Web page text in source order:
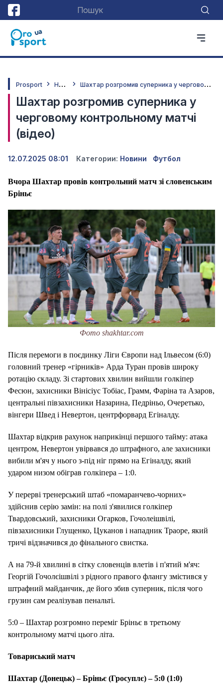
Prosport Н
овини Ш
ахтар розгромив суперника у черговому контрольному матчі (відео)
Шахтар розгромив суперника у
черговому контрольному матчі
(відео)
12.07.2025 08:01 Категории: Новини Футбол
Вчора Шахтар провів контрольний матч зі словенським
Бріньє
Фото shakhtar.com
Після перемоги в поєдинку Ліги Європи над Ільвесом (6:0)
головний тренер «гірників» Арда Туран провів широку
ротацію складу. Зі стартових хвилин вийшли голкіпер
Фесюн, захисники Вінісіус Тобіас, Грамм, Фаріна та Азаров,
центральні півзахисники Назарина, Педріньо, Очеретько,
вінгери Швед і Невертон, центрфорвард Егіналду.
Шахтар відкрив рахунок наприкінці першого тайму: атака
центром, Невертон увірвався до штрафного, але захисники
вибили м'яч у нього з-під ніг прямо на Егіналду, який
ударом низом обіграв голкіпера – 1:0.
У перерві тренерський штаб «помаранчево-чорних»
здійснив серію замін: на полі з'явилися голкіпер
Твардовський, захисники Огарков, Гочолеішвілі,
півзахисники Глущенко, Цуканов і нападник Траоре, який
тричі відзначився до фінального свистка.
А на 79-й хвилині в сітку словенців влетів і п'ятий м'яч:
Георгій Гочолєішвілі з рідного правого флангу змістився у
штрафний майданчик, де його збив суперник, після чого
грузин сам реалізував пенальті.
5:0 – Шахтар розгромно переміг Бріньє в третьому
контрольному матчі цього літа.
Товариський матч
Шахтар (Донецьк) – Бріньє (Гросуплє) – 5:0 (1:0)